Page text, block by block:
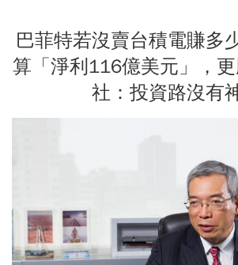
巴菲特若沒賣台積電賺多
算「淨利116億美元」，
社：投資路沒有